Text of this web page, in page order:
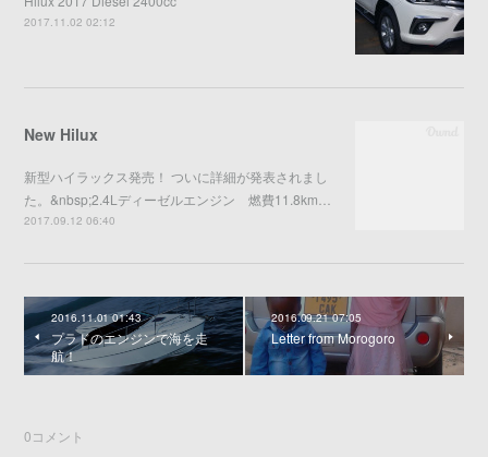
2017.11.02 02:12
New Hilux
新型ハイラックス発売！ ついに詳細が発表されまし
た。&nbsp;2.4Lディーゼルエンジン 燃費11.8km…
2017.09.12 06:40
2016.11.01 01:43
プラドのエンジンで海を走
航！
2016.09.21 07:05
Letter from Morogoro
0コメント